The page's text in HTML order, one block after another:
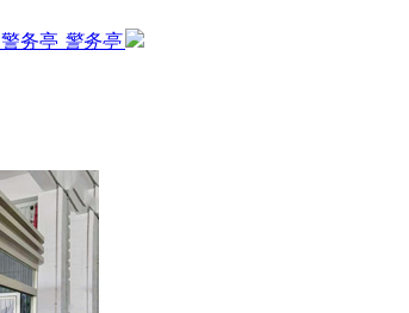
警务亭 警务亭